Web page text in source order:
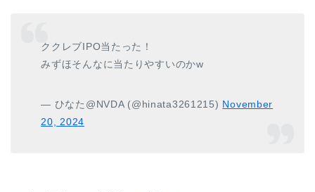
ククレブIPO当たった！
みずほそんなに当たりやすいのかw
— ひなた@NVDA (@hinata3261215) November
20, 2024